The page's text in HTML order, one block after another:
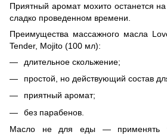
Приятный аромат мохито останется
сладко проведенном времени.
Преимущества массажного масла
Tender, Mojito (100 мл):
длительное скольжение;
простой, но действующий состав
приятный аромат;
без парабенов.
Масло не для еды — применять